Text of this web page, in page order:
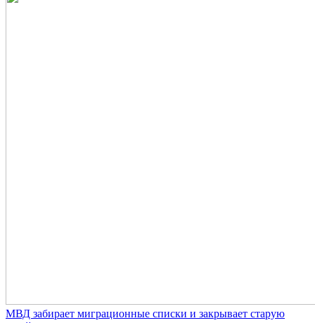
МВД забирает миграционные списки и закрывает старую